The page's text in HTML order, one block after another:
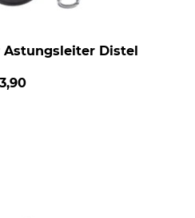
Distel